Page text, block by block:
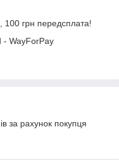
100 грн передсплата!
- WayForPay
за рахунок покупця